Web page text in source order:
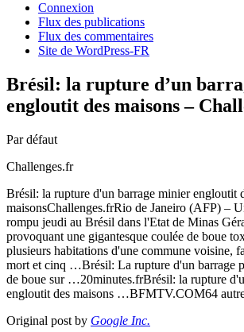
Connexion
Flux des publications
Flux des commentaires
Site de WordPress-FR
Brésil: la rupture d’un
engloutit des maisons –
Par défaut
Challenges.fr
Brésil: la rupture d'un barrage minier engloutit
maisonsChallenges.frRio de Janeiro (AFP) –
rompu jeudi au Brésil dans l'Etat de Minas
provoquant une gigantesque coulée de boue
plusieurs habitations d'une commune voisine,
mort et cinq …Brésil: La rupture d'un barrage
de boue sur …20minutes.frBrésil: la rupture
engloutit des maisons …BFMTV.COM64
Original post by Google Inc.